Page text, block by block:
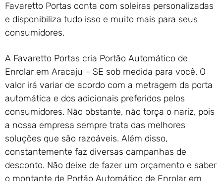
Favaretto Portas conta com soleiras personalizadas
e disponibiliza tudo isso e muito mais para seus
consumidores.
A Favaretto Portas cria Portão Automático de
Enrolar em Aracaju – SE sob medida para você. O
valor irá variar de acordo com a metragem da porta
automática e dos adicionais preferidos pelos
consumidores. Não obstante, não torça o nariz, pois
a nossa empresa sempre trata das melhores
soluções que são razoáveis. Além disso,
constantemente faz diversas campanhas de
desconto. Não deixe de fazer um orçamento e saber
o montante de Portão Automático de Enrolar em